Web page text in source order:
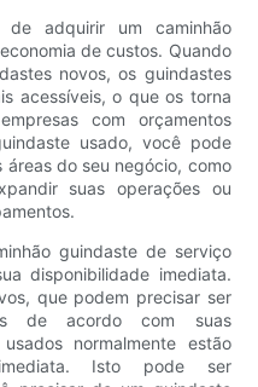
de adquirir um caminhão
de custos. Quando
novos, os guindastes
acessíveis, o que os torna
com orçamentos
usado, você pode
do seu negócio, como
suas operações ou
guindaste de serviço
disponibilidade imediata.
que podem precisar ser
de acordo com suas
​​normalmente estão
Isto pode ser